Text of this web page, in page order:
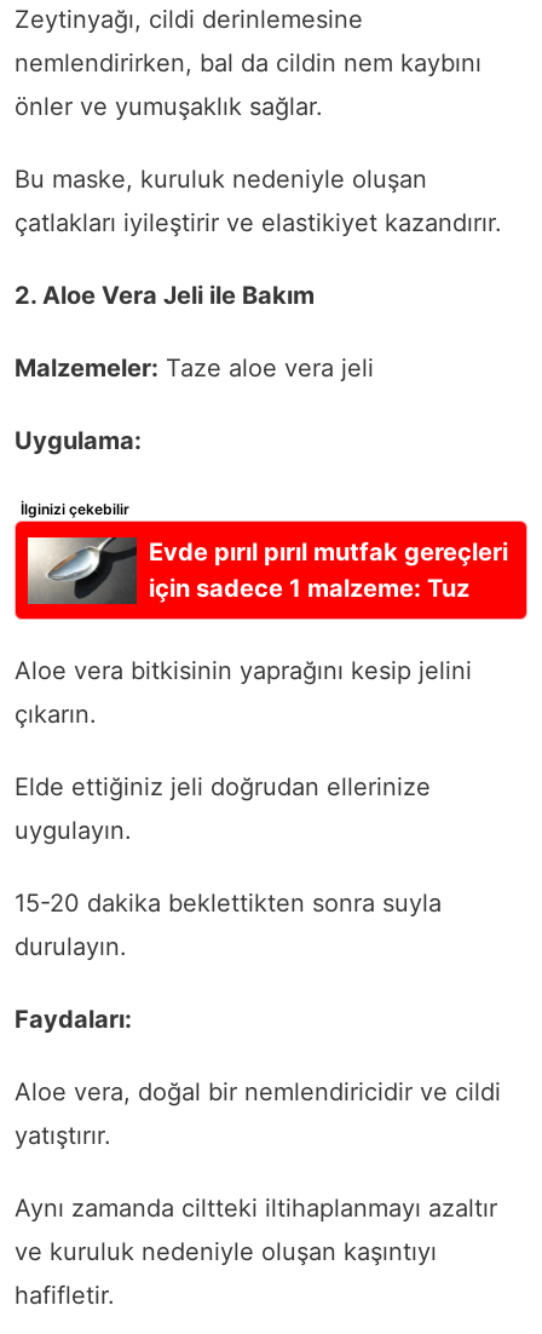
Zeytinyağı, cildi derinlemesine
nemlendirirken, bal da cildin nem kaybını
önler ve yumuşaklık sağlar.
Bu maske, kuruluk nedeniyle oluşan
çatlakları iyileştirir ve elastikiyet kazandırır.
2. Aloe Vera Jeli ile Bakım
Malzemeler: Taze aloe vera jeli
Uygulama:
İlginizi çekebilir
Evde pırıl pırıl mutfak gereçleri
için sadece 1 malzeme: Tuz
Aloe vera bitkisinin yaprağını kesip jelini
çıkarın.
Elde ettiğiniz jeli doğrudan ellerinize
uygulayın.
15-20 dakika beklettikten sonra suyla
durulayın.
Faydaları:
Aloe vera, doğal bir nemlendiricidir ve cildi
yatıştırır.
Aynı zamanda ciltteki iltihaplanmayı azaltır
ve kuruluk nedeniyle oluşan kaşıntıyı
hafifletir.